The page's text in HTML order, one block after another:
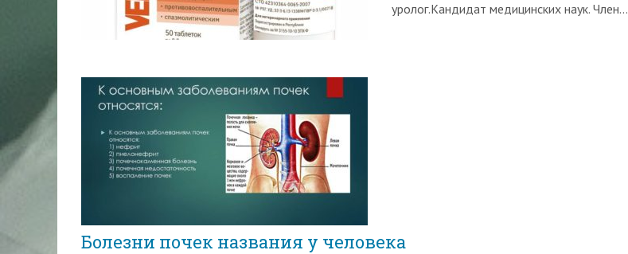
уролог.Кандидат медицинских наук. Член…
Болезни почек названия у человека